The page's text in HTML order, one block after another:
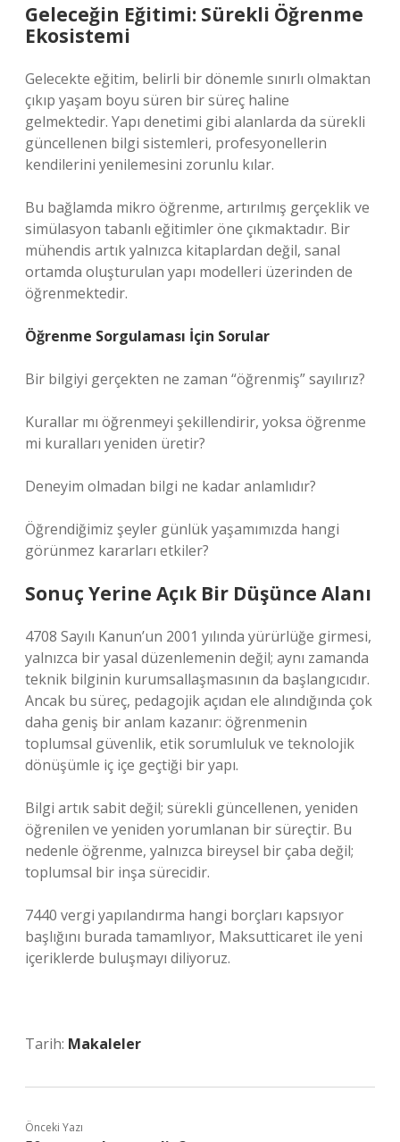
Geleceğin Eğitimi: Sürekli Öğrenme
Ekosistemi
Gelecekte eğitim, belirli bir dönemle sınırlı olmaktan
çıkıp yaşam boyu süren bir süreç haline
gelmektedir. Yapı denetimi gibi alanlarda da sürekli
güncellenen bilgi sistemleri, profesyonellerin
kendilerini yenilemesini zorunlu kılar.
Bu bağlamda mikro öğrenme, artırılmış gerçeklik ve
simülasyon tabanlı eğitimler öne çıkmaktadır. Bir
mühendis artık yalnızca kitaplardan değil, sanal
ortamda oluşturulan yapı modelleri üzerinden de
öğrenmektedir.
Öğrenme Sorgulaması İçin Sorular
Bir bilgiyi gerçekten ne zaman “öğrenmiş” sayılırız?
Kurallar mı öğrenmeyi şekillendirir, yoksa öğrenme
mi kuralları yeniden üretir?
Deneyim olmadan bilgi ne kadar anlamlıdır?
Öğrendiğimiz şeyler günlük yaşamımızda hangi
görünmez kararları etkiler?
Sonuç Yerine Açık Bir Düşünce Alanı
4708 Sayılı Kanun’un 2001 yılında yürürlüğe girmesi,
yalnızca bir yasal düzenlemenin değil; aynı zamanda
teknik bilginin kurumsallaşmasının da başlangıcıdır.
Ancak bu süreç, pedagojik açıdan ele alındığında çok
daha geniş bir anlam kazanır: öğrenmenin
toplumsal güvenlik, etik sorumluluk ve teknolojik
dönüşümle iç içe geçtiği bir yapı.
Bilgi artık sabit değil; sürekli güncellenen, yeniden
öğrenilen ve yeniden yorumlanan bir süreçtir. Bu
nedenle öğrenme, yalnızca bireysel bir çaba değil;
toplumsal bir inşa sürecidir.
7440 vergi yapılandırma hangi borçları kapsıyor
başlığını burada tamamlıyor, Maksutticaret ile yeni
içeriklerde buluşmayı diliyoruz.
Tarih: Makaleler
Önceki Yazı